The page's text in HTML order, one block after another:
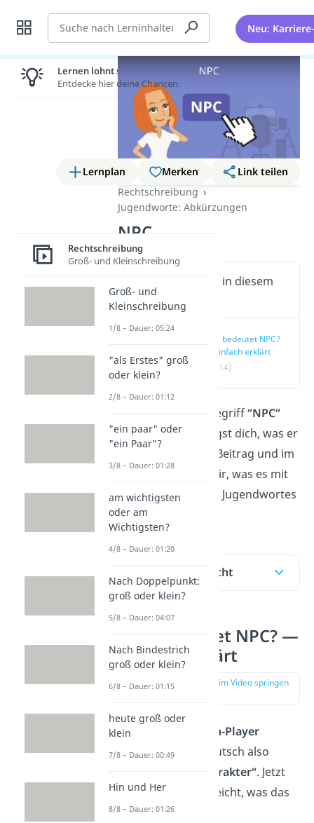
Suche Neu:
Lernplan Merken
Link teilen
Rechtschreibung
Jugendworte: Abkürzungen
NPC
Wichtige Inhalte in diesem
Video
Was bedeutet NPC?
— einfach erklärt
(00:14)
Bist du über den Begriff“NPC“
gestolpert und fragst dich, was er
bedeutet? Hier im Beitrag und im
zeigen wir dir, was es mit
der Bedeutung des Jugendwortes
auf sich hat.
Inhaltsübersicht
Was bedeutet NPC? —
einfach erklärt
zur Stelle im Video springen
NPC
„Non-Player
Character“
, auf deutsch also
„Nicht-Spieler Charakter“. Jetzt
fragst du dich vielleicht, was das
genau bedeutet.
Lernen lohnt sich!
Entdecke hier deine Chancen.
Rechtschreibung
Groß- und Kleinschreibung
Groß- und
Kleinschreibung
1/8 – Dauer: 05:24
"als Erstes" groß
oder klein?
2/8 – Dauer: 01:12
"ein paar" oder
"ein Paar"?
3/8 – Dauer: 01:28
am wichtigsten
oder am
Wichtigsten?
4/8 – Dauer: 01:20
Nach Doppelpunkt:
groß oder klein?
5/8 – Dauer: 04:07
Nach Bindestrich
groß oder klein?
6/8 – Dauer: 01:15
heute groß oder
klein
7/8 – Dauer: 00:49
Hin und Her
8/8 – Dauer: 01:26